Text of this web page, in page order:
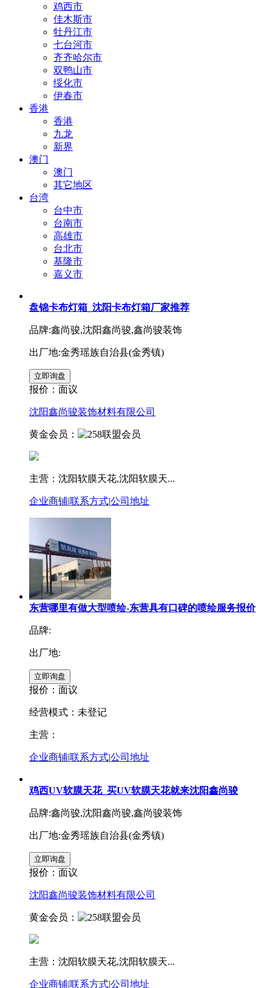
鸡西市
佳木斯市
牡丹江市
七台河市
齐齐哈尔市
双鸭山市
绥化市
伊春市
香港
香港
九龙
新界
澳门
澳门
其它地区
台湾
台中市
台南市
高雄市
台北市
基隆市
嘉义市
盘锦卡布灯箱_沈阳卡布灯箱厂家推荐
品牌:鑫尚骏,沈阳鑫尚骏,鑫尚骏装饰
出厂地:金秀瑶族自治县(金秀镇)
报价： 面议
沈阳鑫尚骏装饰材料有限公司
黄金会员：
主营：沈阳软膜天花,沈阳软膜天...
企业商铺|联系方式|公司地址
东营哪里有做大型喷绘-东营具有口碑的喷绘服务报价
品牌:
出厂地:
报价： 面议
经营模式：未登记
主营：
企业商铺|联系方式|公司地址
鸡西UV软膜天花_买UV软膜天花就来沈阳鑫尚骏
品牌:鑫尚骏,沈阳鑫尚骏,鑫尚骏装饰
出厂地:金秀瑶族自治县(金秀镇)
报价： 面议
沈阳鑫尚骏装饰材料有限公司
黄金会员：
主营：沈阳软膜天花,沈阳软膜天...
企业商铺|联系方式|公司地址